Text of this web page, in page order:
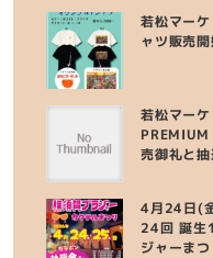
若松マー
ャツ販売開
若松マー
売御礼と
4月24日(
24回 誕生
ジャーま